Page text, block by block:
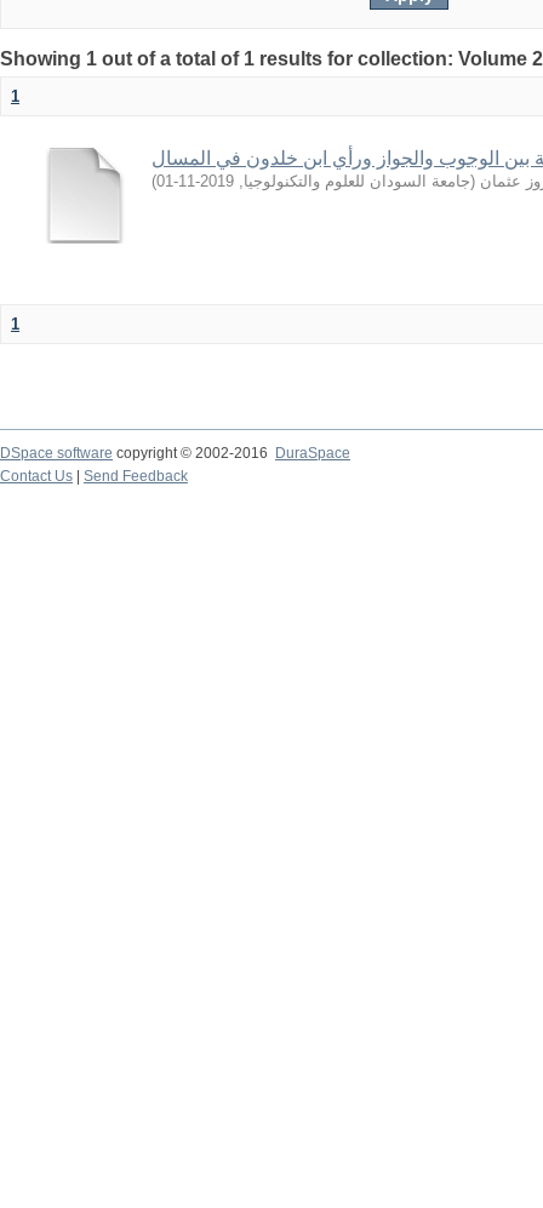
Showing 1 out of a total of 1 results for collection: Volume
1
الوجوب والجواز ورأي ابن خلدون في المسال
عثمان (جامعة السودان للعلوم والتكنولوجيا,
2019-11-01
)
1
DSpace software copyright © 2002-2016
DuraSpace
Contact Us
Send Feedback